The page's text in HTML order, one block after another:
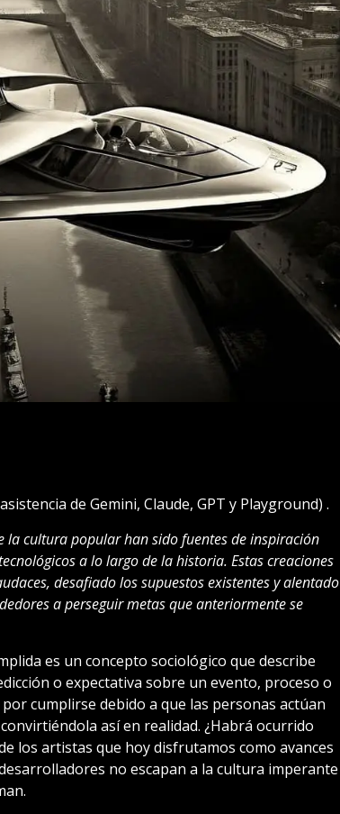
de Gemini, Claude, GPT y Playground) .
la cultura popular han sido fuentes de inspiración
a lo largo de la historia. Estas creaciones
desafiado los supuestos existentes y alentado
a perseguir metas que anteriormente se
es un concepto sociológico que describe
o expectativa sobre un evento, proceso o
cumplirse debido a que las personas actúan
así en realidad. ¿Habrá ocurrido
los artistas que hoy disfrutamos como avances
no escapan a la cultura imperante